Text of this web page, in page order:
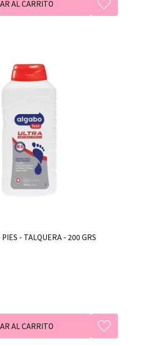
- TALQUERA - 200 GRS